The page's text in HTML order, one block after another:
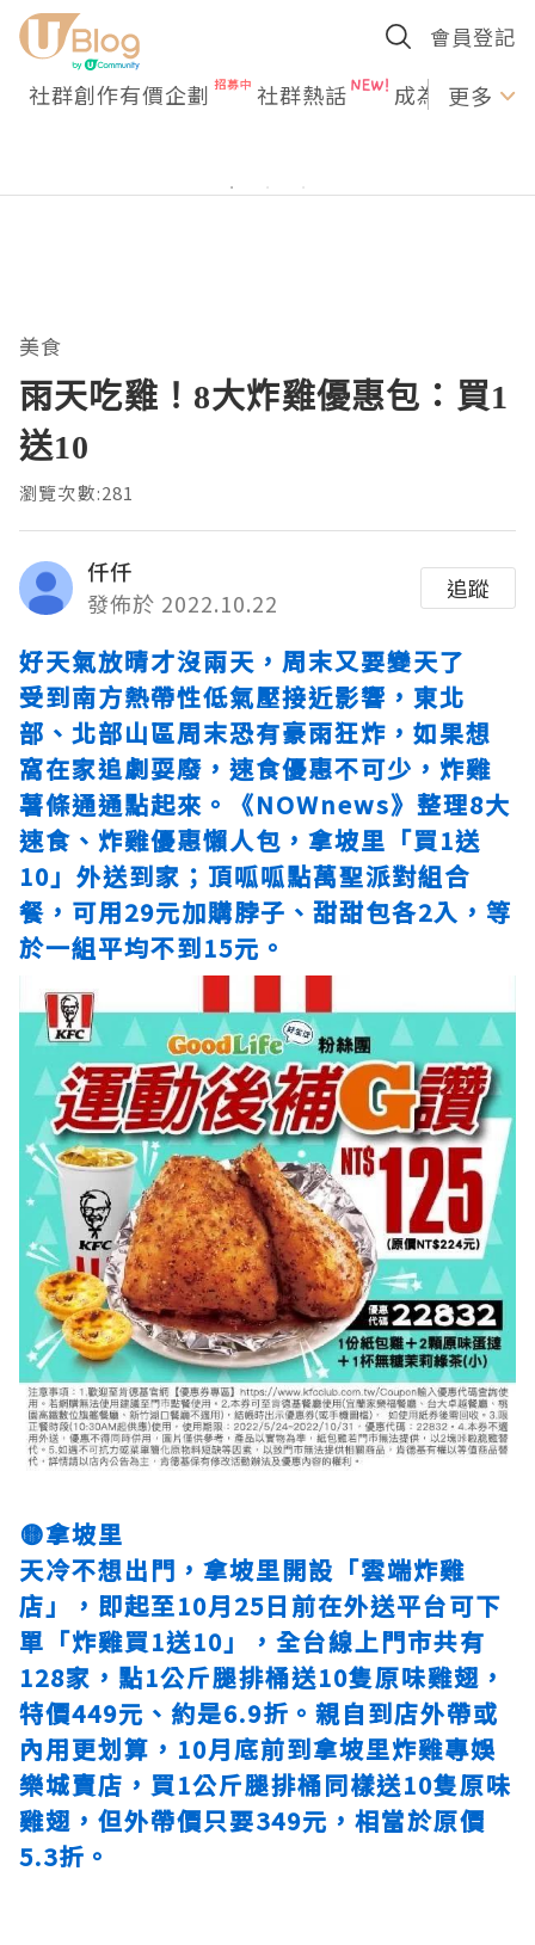
會員登記
社群創作有價企劃 社群熱話 成為U更多
美食
雨天吃雞！8大炸雞優惠包：買1
送10
瀏覽次數:281
仟仟
發佈於 2022.10.22
追蹤
好天氣放晴才沒兩天，周末又要變天了
受到南方熱帶性低氣壓接近影響，東北
部、北部山區周末恐有豪雨狂炸，如果想
窩在家追劇耍廢，速食優惠不可少，炸雞
薯條通通點起來。《NOWnews》整理8大
速食、炸雞優惠懶人包，拿坡里「買1送
10」外送到家；頂呱呱點萬聖派對組合
餐，可用29元加購脖子、甜甜包各2入，等
於一組平均不到15元。
🟡拿坡里
天冷不想出門，拿坡里開設「雲端炸雞
店」，即起至10月25日前在外送平台可下
單「炸雞買1送10」，全台線上門市共有
128家，點1公斤腿排桶送10隻原味雞翅，
特價449元、約是6.9折。親自到店外帶或
內用更划算，10月底前到拿坡里炸雞專娛
樂城賣店，買1公斤腿排桶同樣送10隻原味
雞翅，但外帶價只要349元，相當於原價
5.3折。